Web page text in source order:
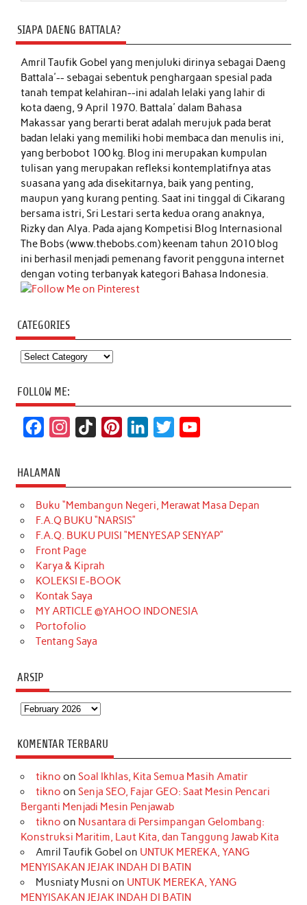
SIAPA DAENG BATTALA?
Amril Taufik Gobelyang menjuluki dirinya sebagai Daeng
Battala'-- sebagai sebentuk penghargaan spesial pada
tanah tempat kelahiran--ini adalah lelaki yang lahir di
kota daeng, 9 April 1970. Battala' dalam Bahasa
Makassar yang berarti berat adalah merujuk pada berat
badan lelaki yang memiliki hobi membaca dan menulis ini,
yang berbobot 100 kg. Blog ini merupakan kumpulan
tulisan yang merupakan refleksi kontemplatifnya atas
suasana yang ada disekitarnya, baik yang penting,
maupun yang kurang penting. Saat ini tinggal di Cikarang
bersama istri, Sri Lestari serta kedua orang anaknya,
Rizky dan Alya. Pada ajang Kompetisi Blog Internasional
The Bobs (www.thebobs.com) keenam tahun 2010 blog
ini berhasil menjadi pemenang favorit pengguna internet
dengan voting terbanyak kategori Bahasa Indonesia.
CATEGORIES
Categories
FOLLOW ME:
c
e
b
o
o
k
t
a
g
r
a
m
T
o
k
t
e
r
k
e
d
t
t
e
T
u
b
HALAMAN
Buku “Membangun Negeri, Merawat Masa Depan
F.A.Q BUKU “NARSIS”
F.A.Q. BUKU PUISI “MENYESAP SENYAP”
Front Page
Karya & Kiprah
KOLEKSI E-BOOK
Kontak Saya
MY ARTICLE @YAHOO INDONESIA
Portofolio
Tentang Saya
ARSIP
Arsip
KOMENTAR TERBARU
tikno on Soal Ikhlas, Kita Semua Masih Amatir
tikno on Senja SEO, Fajar GEO: Saat Mesin Pencari
Berganti Menjadi Mesin Penjawab
tikno on Nusantara di Persimpangan Gelombang:
Konstruksi Maritim, Laut Kita, dan Tanggung Jawab Kita
Amril Taufik Gobel on UNTUK MEREKA, YANG
MENYISAKAN JEJAK INDAH DI BATIN
Musniaty Musni on UNTUK MEREKA, YANG
MENYISAKAN JEJAK INDAH DI BATIN